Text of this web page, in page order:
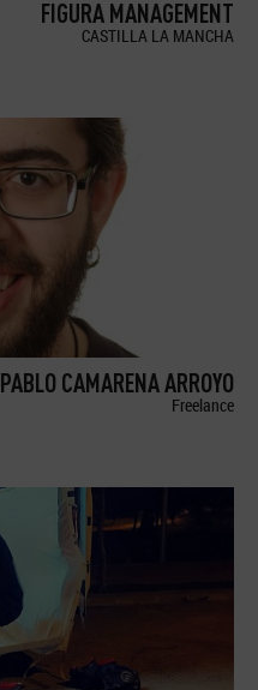
FIGURA MANAGEMENT
CASTILLA LA MANCHA
PABLO CAMARENA ARROYO
Freelance